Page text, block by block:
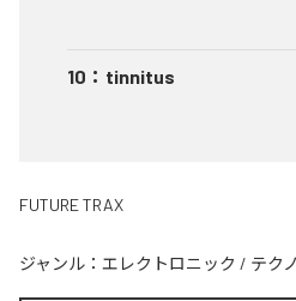
10 ： tinnitus
FUTURE TRAX
ジャンル： エレクトロニック / テクノ